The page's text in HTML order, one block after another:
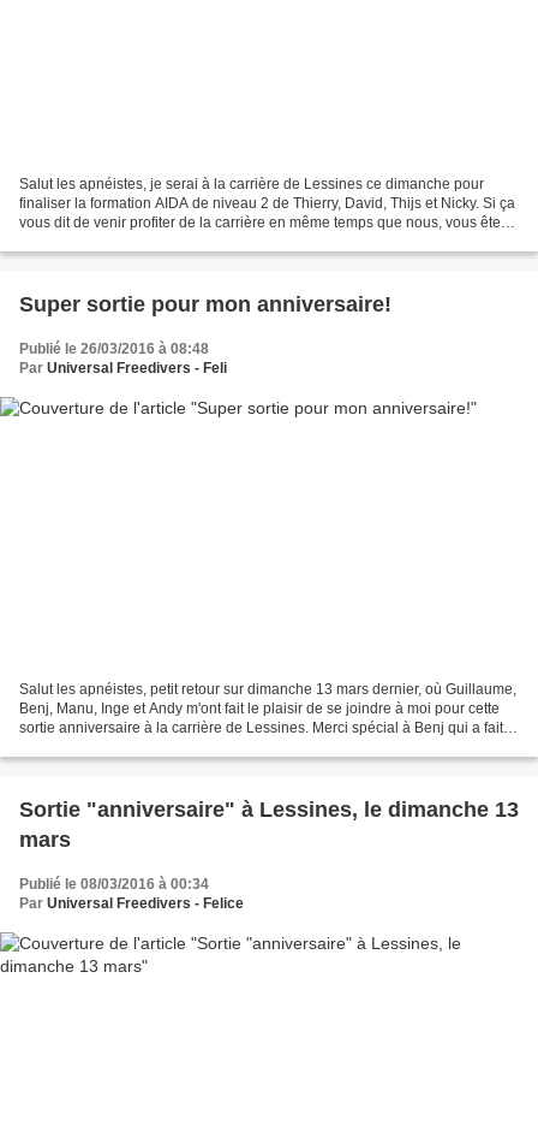
Salut les apnéistes, je serai à la carrière de Lessines ce dimanche pour
finaliser la formation AIDA de niveau 2 de Thierry, David, Thijs et Nicky. Si ça
vous dit de venir profiter de la carrière en même temps que nous, vous êtes
Super sortie pour mon anniversaire!
Publié le 26/03/2016 à 08:48
Par Universal Freedivers - Feli
Salut les apnéistes, petit retour sur dimanche 13 mars dernier, où Guillaume,
Benj, Manu, Inge et Andy m'ont fait le plaisir de se joindre à moi pour cette
sortie anniversaire à la carrière de Lessines. Merci spécial à Benj qui a fait le
Sortie "anniversaire" à Lessines, le dimanche 13
mars
Publié le 08/03/2016 à 00:34
Par Universal Freedivers - Felice